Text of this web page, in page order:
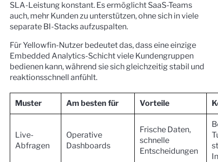
SLA-Leistung konstant. Es ermöglicht SaaS-Teams
auch, mehr Kunden zu unterstützen, ohne sich in viele
separate BI-Stacks aufzuspalten.
Für Yellowfin-Nutzer bedeutet das, dass eine einzige
Embedded Analytics-Schicht viele Kundengruppen
bedienen kann, während sie sich gleichzeitig stabil und
reaktionsschnell anfühlt.
Muster Am besten für Vorteile
Live-
Abfragen
Operative
Dashboards
Frische Daten,
schnelle
Entscheidungen